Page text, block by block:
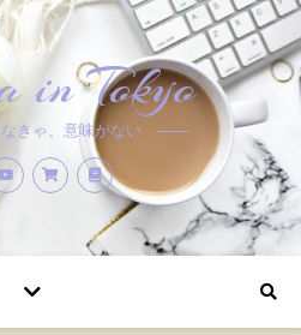
in Tokyo
きゃ、意味がない